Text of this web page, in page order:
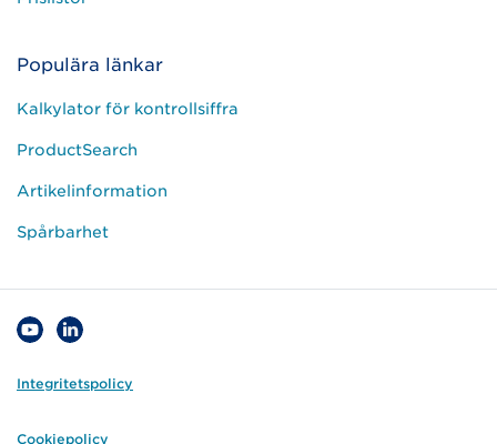
Populära länkar
Kalkylator för kontrollsiffra
ProductSearch
Artikelinformation
Spårbarhet
Integritetspolicy
Cookiepolicy